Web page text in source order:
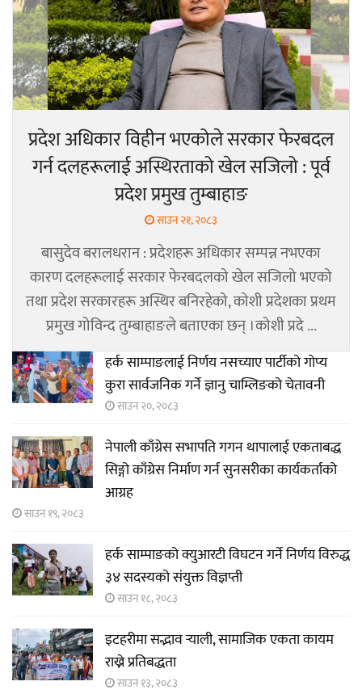
प्रदेश अधिकार विहीन भएकोले सरकार फेरबदल
गर्न दलहरूलाई अस्थिरताको खेल सजिलो : पूर्व
प्रदेश प्रमुख तुम्बाहाङ
साउन २१, २०८३
बासुदेव बरालधरान : प्रदेशहरू अधिकार सम्पन्न नभएका
कारण दलहरूलाई सरकार फेरबदलको खेल सजिलो भएको
तथा प्रदेश सरकारहरू अस्थिर बनिरहेको, कोशी प्रदेशका प्रथम
प्रमुख गोविन्द तुम्बाहाङले बताएका छन् ।कोशी प्रदे ...
हर्क साम्पाङलाई निर्णय नसच्याए पार्टीको गोप्य
कुरा सार्वजनिक गर्ने ज्ञानु चाम्लिङको चेतावनी
साउन २०, २०८३
नेपाली काँग्रेस सभापति गगन थापालाई एकताबद्ध
सिङ्गो काँग्रेस निर्माण गर्न सुनसरीका कार्यकर्ताको
आग्रह
साउन १९, २०८३
हर्क साम्पाङको क्युआरटी विघटन गर्ने निर्णय विरुद्ध
३४ सदस्यको संयुक्त विज्ञप्ती
साउन १८, २०८३
इटहरीमा सद्भाव र्‍याली, सामाजिक एकता कायम
राख्ने प्रतिबद्धता
साउन १३, २०८३